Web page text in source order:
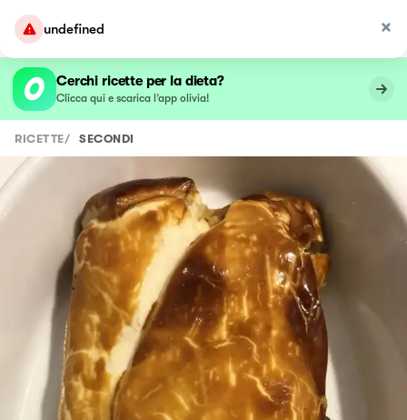
undefined
Cerchi ricette per la dieta?
Clicca qui e scarica l’app olivia!
RICETTE/ SECONDI